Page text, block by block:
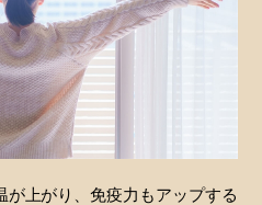
が上がり、免疫力もアップする